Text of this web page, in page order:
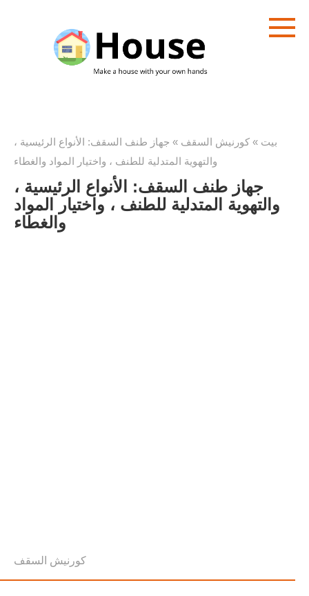
بيت » كورنيش السقف » جهاز طنف السقف: الأنواع الرئيسية ،
والتهوية المتدلية للطنف ، واختيار المواد والغطاء
جهاز طنف السقف: الأنواع الرئيسية ،
والتهوية المتدلية للطنف ، واختيار المواد
والغطاء
كورنيش السقف